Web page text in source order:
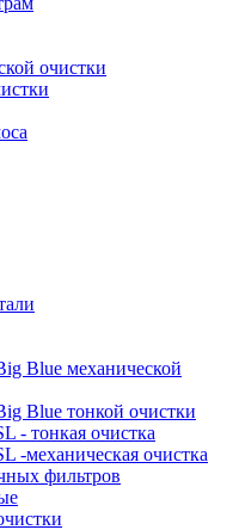
очистки
Blue механической
Blue тонкой очистки
- тонкая очистка
-механическая очистка
фильтров